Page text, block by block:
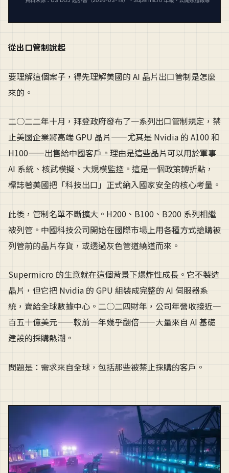
從出口管制說起
要理解這個案子，得先理解美國的 AI 晶片出口管制是怎麼
來的。
二○二二年十月，拜登政府發布了一系列出口管制規定，禁
止美國企業將高端 GPU 晶片——尤其是 Nvidia 的 A100 和
H100——出售給中國客戶。理由是這些晶片可以用於軍事
AI 系統、核武模擬、大規模監控。這是一個政策轉折點，
標誌著美國把「科技出口」正式納入國家安全的核心考量。
此後，管制名單不斷擴大。H200、B100、B200 系列相繼
被列管。中國科技公司開始在國際市場上用各種方式搶購被
列管前的晶片存貨，或透過灰色管道繞道而來。
Supermicro 的生意就在這個背景下爆炸性成長。它不製造
晶片，但它把 Nvidia 的 GPU 組裝成完整的 AI 伺服器系
統，賣給全球數據中心。二○二四財年，公司年營收接近一
百五十億美元——較前一年幾乎翻倍——大量來自 AI 基礎
建設的採購熱潮。
問題是：需求來自全球，包括那些被禁止採購的客戶。